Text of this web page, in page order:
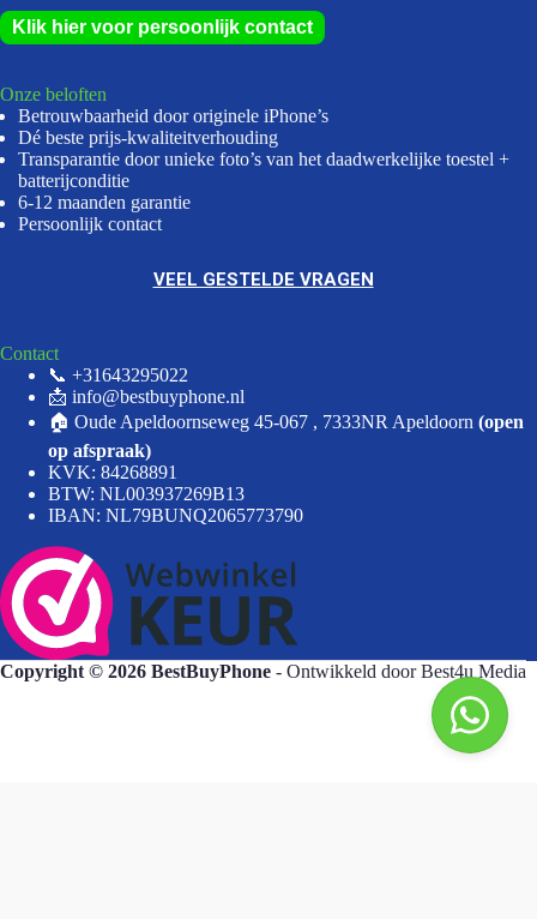
Klik hier voor persoonlijk contact
Onze beloften
Betrouwbaarheid door originele iPhone’s
Dé beste prijs-kwaliteitverhouding
Transparantie door unieke foto’s van het daadwerkelijke toestel +
batterijconditie
6-12 maanden garantie
Persoonlijk contact
VEEL GESTELDE VRAGEN
Contact
📞 +31643295022
📩 info@bestbuyphone.nl
🏠 Oude Apeldoornseweg 45-067 , 7333NR Apeldoorn (open
op afspraak)
KVK: 84268891
BTW: NL003937269B13
IBAN: NL79BUNQ2065773790
Copyright © 2026 BestBuyPhone - Ontwikkeld doorBest4u Media